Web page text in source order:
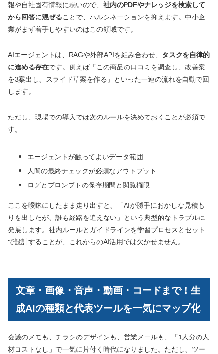
報や自社固有情報に弱いので、 社内のPDFやナレッジを検索して
から回答に混ぜることで、ハルシネーションを抑えます。中小企
業がまず着手しやすいのはこの領域です。
AIエージェントは、RAGや外部APIを組み合わせ、 タスクを自律的
に進める存在です。例えば「この商品の口コミを調査し、改善案
を3案出し、スライド草案を作る」といった一連の流れを自動で回
します。
ただし、現場での導入では次のルールを決めておくことが必須で
す。
エージェントが触ってよいデータ範囲
人間の最終チェックが必須なアウトプット
ログとプロンプトの保存期間と閲覧権限
ここを曖昧にしたまま走り出すと、「AIが勝手におかしな見積も
りを出したが、誰も経路を追えない」という典型的なトラブルに
発展します。社内ルールとガイドラインを学習プロセスとセット
で設計することが、これからのAI活用では欠かせません。
文章・画像・音声・動画・コードまで！生
成AIの種類と代表ツールを一気にマップ化
会議のメモも、チラシのデザインも、営業メールも、「1人分の人
材コストなし」で一気に片付く時代になりました。ただし、ツー